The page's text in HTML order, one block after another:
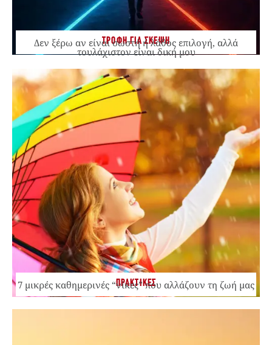
ΤΡΟΦΗ ΓΙΑ ΣΚΕΨΗ
Δεν ξέρω αν είναι σωστή ή λάθος επιλογή, αλλά
τουλάχιστον είναι δική μου
ΠΡΑΚΤΙΚΕΣ
7 μικρές καθημερινές “νίκες” που αλλάζουν τη ζωή μας